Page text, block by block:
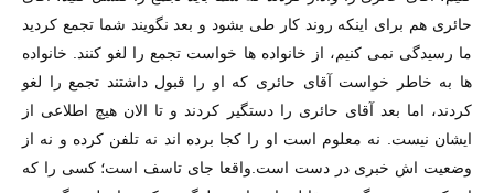
حائری هم برای اینکه روند کار طی بشود و بعد نگویند شما تجمع کردید
ما رسیدگی نمی کنیم، از خانواده ها خواست تجمع را لغو کنند. خانواده
ها به خاطر خواست آقای حائری که او را قبول داشتند تجمع را لغو
کردند، اما بعد آقای حائری را دستگیر کردند و تا الان هیچ اطلاعی از
ایشان نیست. نه معلوم است او را کجا برده اند نه تلفن کرده و نه از
وضعیت اش خبری در دست است.واقعا جای تاسف است؛ کسی را که